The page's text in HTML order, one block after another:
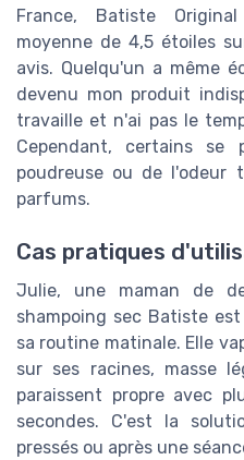
France, Batiste
moyenne de 4,5 étoiles
avis. Quelqu'un a même
devenu mon produit
travaille et n'ai pas le
Cependant, certains se
poudreuse ou de l'odeur
parfums.
Cas pratiques
Julie, une maman de
shampoing sec Batiste
sa routine matinale. Elle
sur ses racines, masse
paraissent propre avec
secondes. C'est la
pressés ou après une